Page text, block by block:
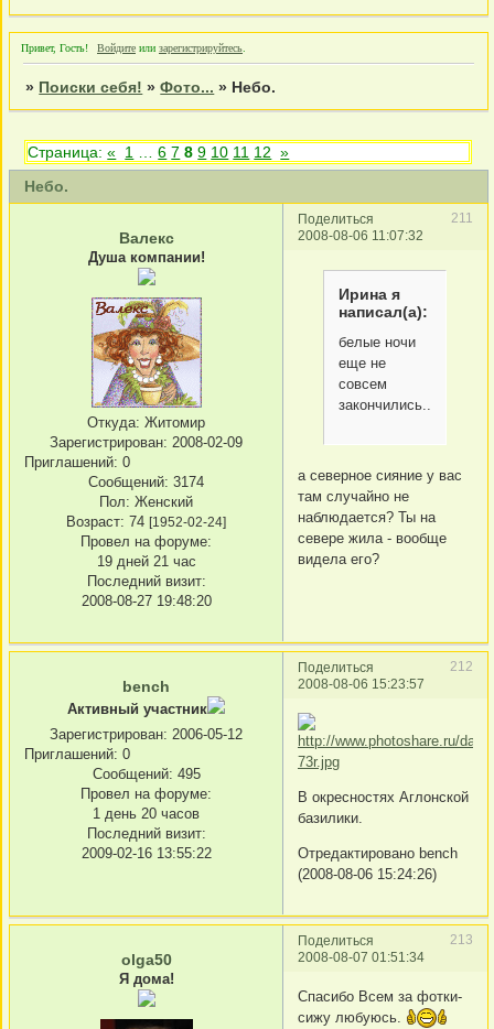
Привет, Гость! Войдите или зарегистрируйтесь
» Поиски себя! »Фото... » Небо.
Небо.
Страница:« 1 6 7 8 9 10 11 12 »
Поделиться
211
2008-08-06 11:07:32
Валекс
Душа компании!
Откуда: Житомир
Зарегистрирован: 2008-02-09
Приглашений: 0
Сообщений: 3174
Пол: Женский
Возраст: 74 [1952-02-24]
Провел на форуме:
19 дней 21 час
Последний визит:
2008-08-27 19:48:20
Ирина я
написал(а):
белые ночи
еще не
совсем
закончились...
а северное сияние у вас
там случайно не
наблюдается? Ты на
севере жила - вообще
видела его?
Поделиться
212
2008-08-06 15:23:57
bench
Активный участник
Зарегистрирован: 2006-05-12
Приглашений: 0
Сообщений: 495
Провел на форуме:
1 день 20 часов
Последний визит:
2009-02-16 13:55:22
В окресностях Аглонской
базилики.
Отредактировано bench
(2008-08-06 15:24:26)
Поделиться
213
2008-08-07 01:51:34
olga50
Я дома!
Спасибо Всем за фотки-
сижу любуюсь.